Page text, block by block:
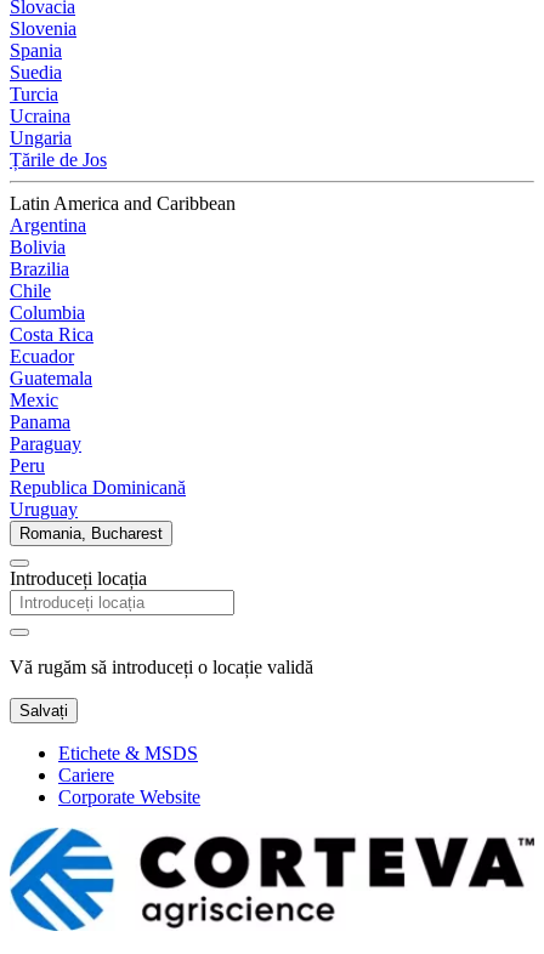
Slovacia
Slovenia
Spania
Suedia
Turcia
Ucraina
Ungaria
Țările de Jos
Latin America and Caribbean
Argentina
Bolivia
Brazilia
Chile
Columbia
Costa Rica
Ecuador
Guatemala
Mexic
Panama
Paraguay
Peru
Republica Dominicană
Uruguay
Romania, Bucharest
Introduceți locația
Vă rugăm să introduceți o locație validă
Salvați
Etichete & MSDS
Cariere
Corporate Website